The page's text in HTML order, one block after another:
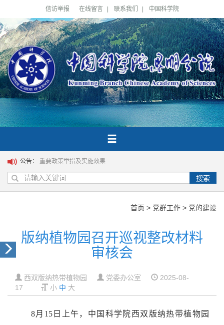
信访举报 在线留言 联系我们 中国科学院
公告： 重要政策举措及实施效果
搜索
首页 > 党群工作 > 党的建设
版纳植物园召开巡视整改材料
审核会
西双版纳热带植物园 党委办公室
2025-08-
17
小 中 大
8月15日上午，中国科学院西双版纳热带植物园